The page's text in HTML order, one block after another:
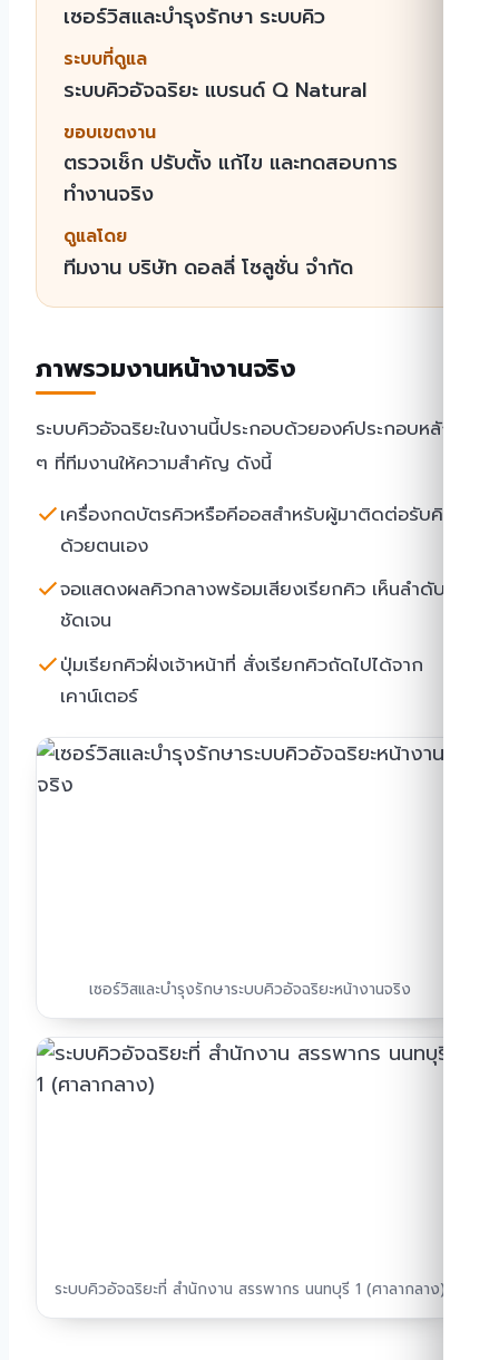
เซอร์วิสและบำรุงรักษา ระบบคิว
ระบบที่ดูแล
ระบบคิวอัจฉริยะ แบรนด์ Q Natural
ขอบเขตงาน
ตรวจเช็ก ปรับตั้ง แก้ไข และทดสอบการ
ทำงานจริง
ดูแลโดย
ทีมงาน บริษัท ดอลลี่ โซลูชั่น จำกัด
ภาพรวมงานหน้างานจริง
ระบบคิวอัจฉริยะในงานนี้ประกอบด้วยองค์ประกอบหลัก
ๆ ที่ทีมงานให้ความสำคัญ ดังนี้
เครื่องกดบัตรคิวหรือคีออสสำหรับผู้มาติดต่อรับคิว
ด้วยตนเอง
จอแสดงผลคิวกลางพร้อมเสียงเรียกคิว เห็นลำดับ
ชัดเจน
ปุ่มเรียกคิวฝั่งเจ้าหน้าที่ สั่งเรียกคิวถัดไปได้จาก
เคาน์เตอร์
เซอร์วิสและบำรุงรักษาระบบคิวอัจฉริยะหน้างานจริง
ระบบคิวอัจฉริยะที่ สำนักงาน สรรพากร นนทบุรี 1 (ศาลากลาง)